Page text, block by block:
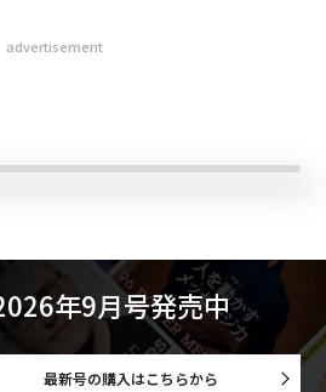
advertisement
年9月号発売中
最新号の購入はこちらから